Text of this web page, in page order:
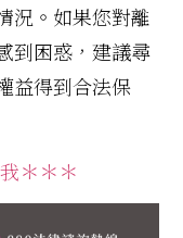
況。如果您對離
到困惑，建議尋
益得到合法保
＊＊＊